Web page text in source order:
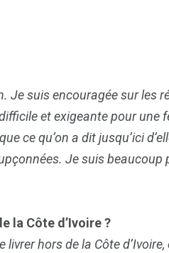
Je suis encouragée sur les
et exigeante pour une
ce qu’on a dit jusqu’ici
Je suis beaucoup
la Côte d’Ivoire ?
livrer hors de la Côte